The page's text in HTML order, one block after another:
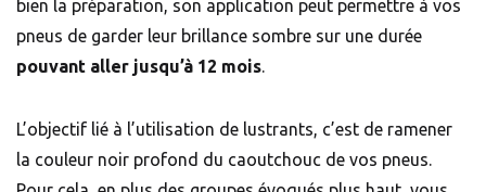
bien la préparation, son application peut permettre à vos
pneus de garder leur brillance sombre sur une durée
pouvant aller jusqu’à 12 mois.
L’objectif lié à l’utilisation de lustrants, c’est de ramener
la couleur noir profond du caoutchouc de vos pneus.